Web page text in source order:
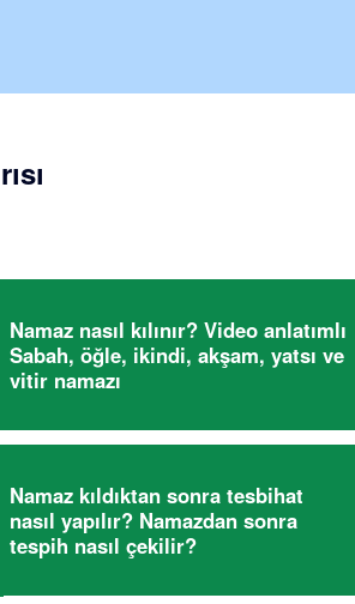
Namaz nasıl kılınır? Video anlatımlı
Sabah, öğle, ikindi, akşam, yatsı ve
vitir namazı
Namaz kıldıktan sonra tesbihat
nasıl yapılır? Namazdan sonra
tespih nasıl çekilir?